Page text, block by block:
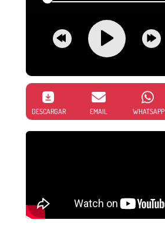
DESCARGAR EMAIL WHATSAPP